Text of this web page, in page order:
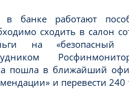
в банке работают
сходить в салон
на «безопасный
пошла в ближайший
и перевести 240